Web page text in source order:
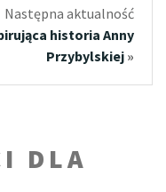
Następna aktualność
historia Anny
Przybylskiej »
DLA